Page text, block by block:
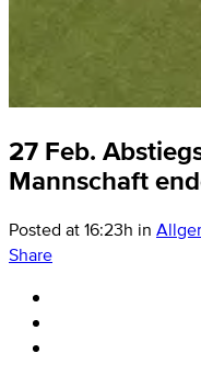
27 Feb.
Mannschaft
Posted at 16:23h in
Share